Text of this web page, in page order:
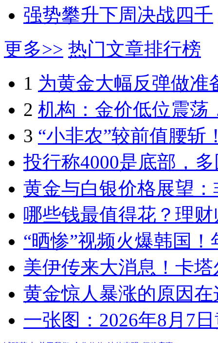
强势攀升下周决战四千
更多>> 热门文章排行榜
1 为黄金大幅反弹做准
2 机构：金价低位震荡
3 “小非农”较前值腰斩
投行称4000是底部，
黄金与白银价格展望
哪些钱最值得花？理
“晒惨”视频火爆韩国
美伊传来大消息！卡
黄金惊人暴涨的原因
一张图：2026年8月7